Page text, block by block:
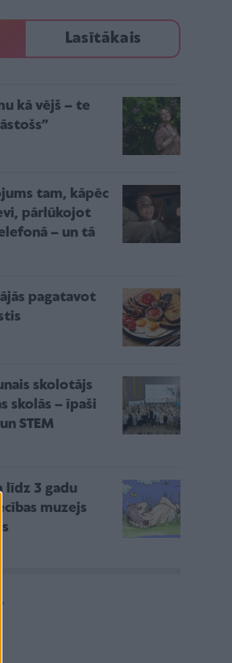
Lasītākais
kā vējš – te
tam, kāpēc
pārlūkojot
– un tā
pagatavot
skolotājs
skolās – īpaši
STEM
līdz 3 gadu
muzejs